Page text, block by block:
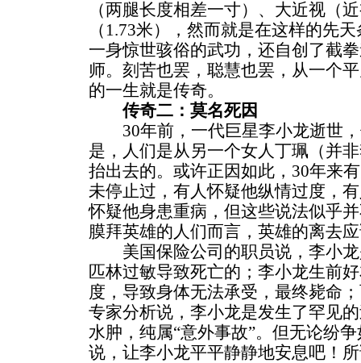
（两腿长度相差一寸）、大近视（
（1.73米），然而就是在这样的先
一身惊世骇俗的武功，还自创了截
师。刻苦也罢，聪慧也罢，从一个
的一生就是传奇。
传奇二：莫名死因
30年前，一代巨星李小龙逝世，
是，人们是从另一个女人丁珮（并
抬出去的。或许正因如此，30年来
未停止过，有人怀疑他纵情过度，
怀疑他身患重病，但这些说法似乎
膜拜英雄的人们而言，英雄的离去
美国保险公司的职员说，李小龙
匹林过敏导致死亡的；李小龙生前
度，导致身体无法承受，最终毙命
专家分析说，李小龙是发生了罕见
水肿，纯属“意外事故”。但无论纷
说，让李小龙平平静静地安息吧！